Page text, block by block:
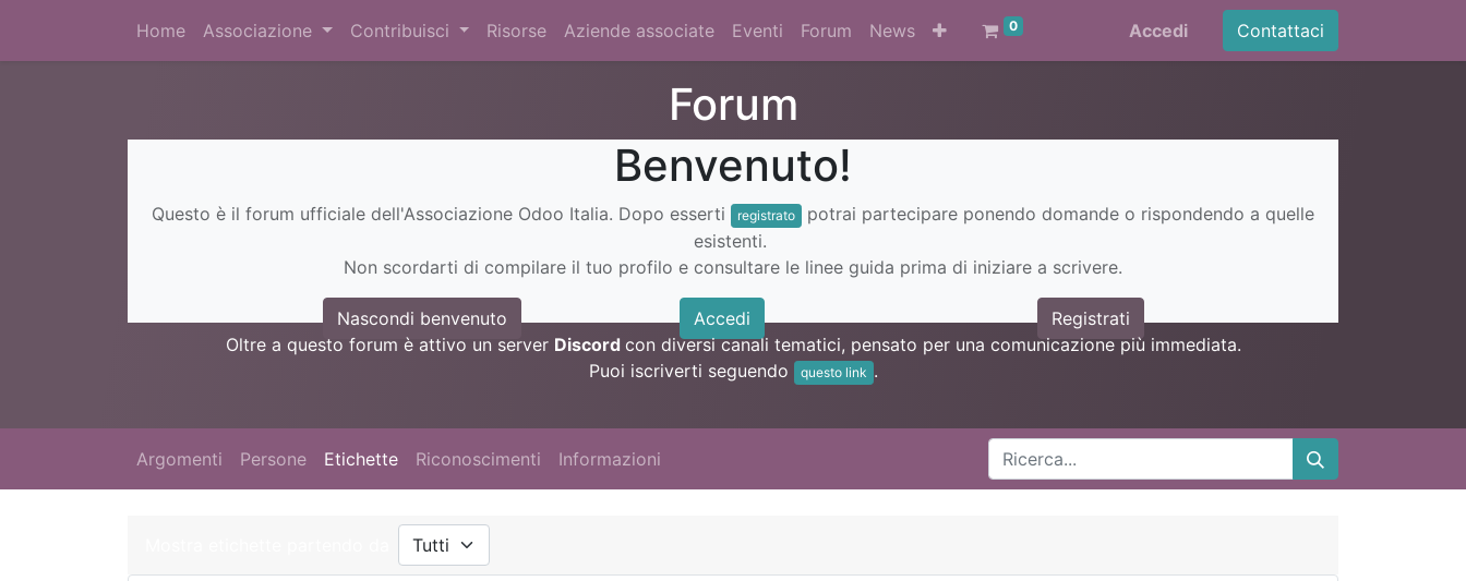
Home Associazione Contribuisci Risorse Aziende associate Eventi Forum News 0 Accedi Contattaci
Forum
Benvenuto!
Questo è il forum ufficiale dell'Associazione Odoo Italia. Dopo esserti registrato
potrai partecipare ponendo domande o rispondendo a quelle
esistenti.
Non scordarti di compilare il tuo profilo e consultare le linee guida prima di iniziare a scrivere.
Nascondi benvenuto Accedi
Registrati
Oltre a questo forum è attivo un server Discord con diversi canali tematici, pensato per una comunicazione più immediata.
Puoi iscriverti seguendo
questo link .
Argomenti Persone Etichette Riconoscimenti Informazioni